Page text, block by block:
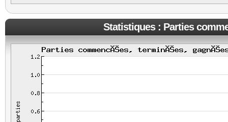
Statistiques : Parties